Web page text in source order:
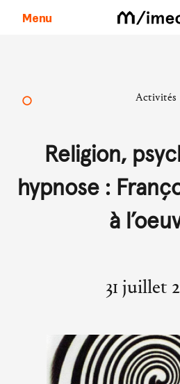
Menu
Activités
Religion,
hypnose :
à
31 juillet